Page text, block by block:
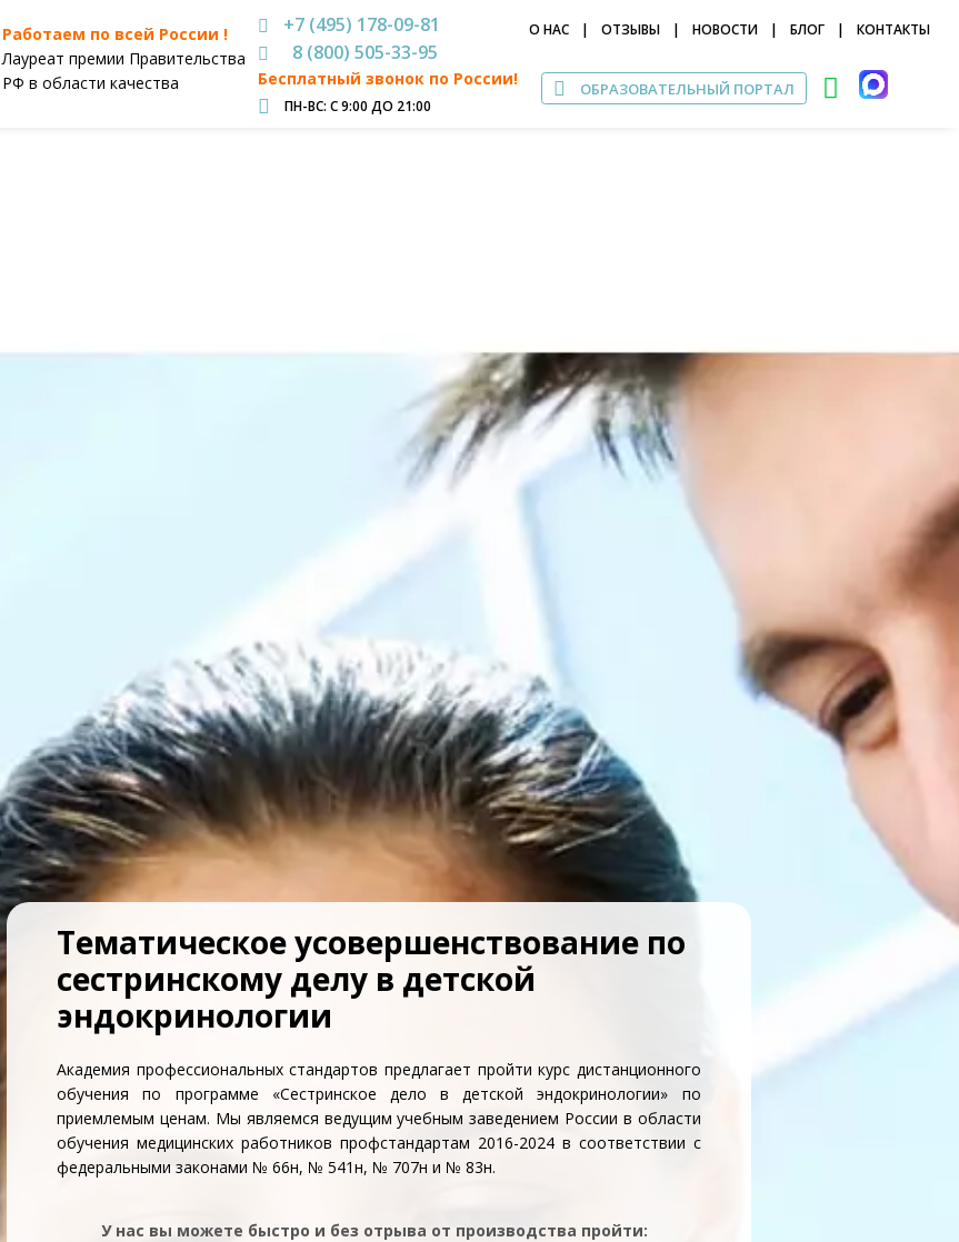
Работаем по всей России !
Лауреат премии Правительства
РФ в области качества
+7 (495) 178-09-81
8 (800) 505-33-95
Бесплатный звонок по России!
ПН-ВС: С 9:00 ДО 21:00
О НАС | ОТЗЫВЫ | НОВОСТИ | БЛОГ | КОНТАКТЫ
ОБРАЗОВАТЕЛЬНЫЙ ПОРТАЛ
Тематическое усовершенствование по
сестринскому делу в детской
эндокринологии
Академия профессиональных стандартов предлагает пройти курс дистанционного
обучения по программе «Сестринское дело в детской эндокринологии» по
приемлемым ценам. Мы являемся ведущим учебным заведением России в области
обучения медицинских работников профстандартам 2016-2024 в соответствии с
федеральными законами № 66н, № 541н, № 707н и № 83н.
У нас вы можете быстро и без отрыва от производства пройти: